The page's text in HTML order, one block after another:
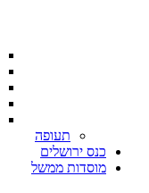
תעופה
כנס ירושלים
מוסדות ממשל